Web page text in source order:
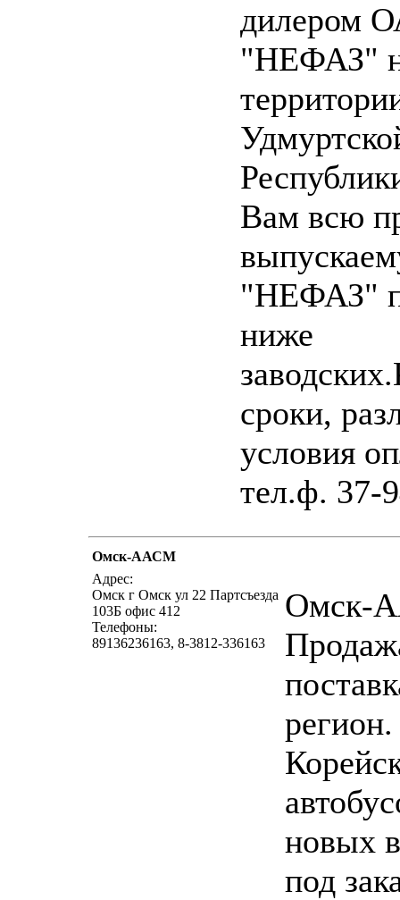
дилером
"НЕФАЗ"
Вам всю
"НЕФАЗ"
ниже
сроки,
условия
тел.ф. 37-
Омск-ААСМ
Адрес:
Омск г Омск ул 22 Партсъезда
103Б офис 412
Телефоны:
89136236163, 8-3812-336163
Омск-
новых
под